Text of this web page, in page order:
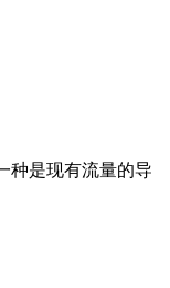
是现有流量的导